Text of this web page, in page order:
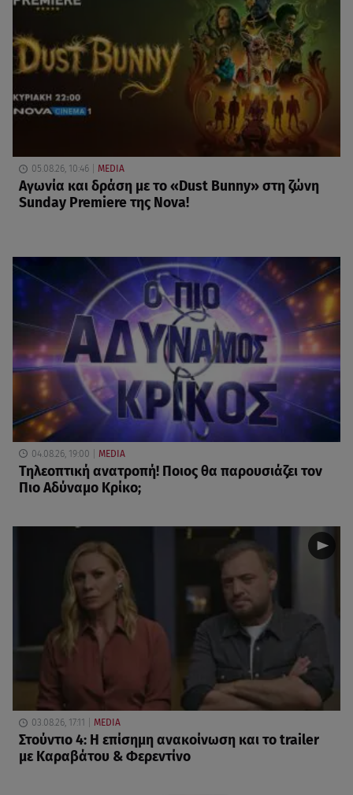
05.08.26, 10:46 MEDIA
Αγωνία και δράση με το «Dust Bunny» στη ζώνη
Sunday Premiere της Nova!
04.08.26, 19:00 MEDIA
Τηλεοπτική ανατροπή! Ποιος θα παρουσιάζει τον
Πιο Αδύναμο Κρίκο;
03.08.26, 17:11 MEDIA
Στούντιο 4: Η επίσημη ανακοίνωση και το trailer
με Καραβάτου & Φερεντίνο